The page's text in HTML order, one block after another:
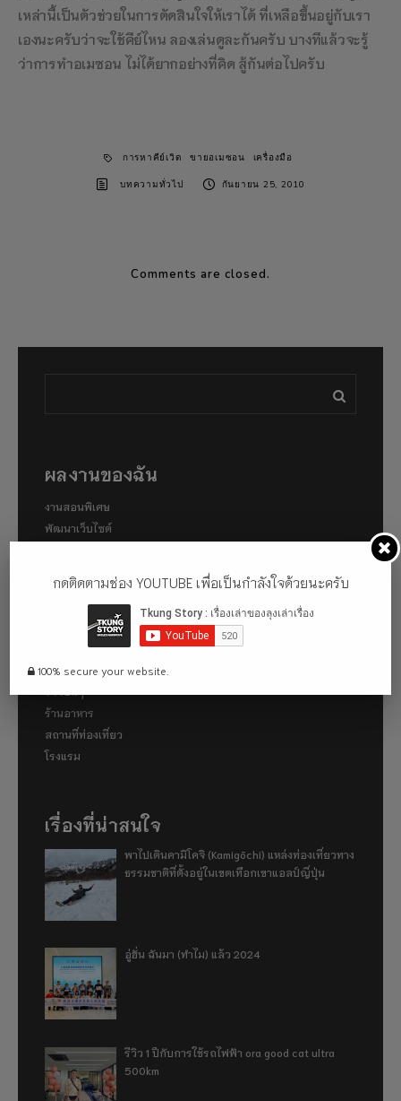
เหล่านี้เป็นตัวช่วยในการตัดสินใจให้เราได้ ที่เหลือขึ้นอยู่กับเรา
เองนะครับว่าจะใช้คีย์ไหน ลองเล่นดูละกันครับ บางทีแล้วจะรู้
ว่าการทำอเมซอน ไม่ได้ยากอย่างที่คิด สู้กันต่อไปครับ
การหาคีย์เวิด ขายอเมซอน เครื่องมือ
บทความทั่วไป กันยายน 25, 2010
Comments are closed.
ผลงานของฉัน
งานสอนพิเศษ
พัฒนาเว็บไซต์
หมวดหมู่
บทความทั่วไป
ร้านอาหาร
สถานที่ท่องเที่ยว
โรงแรม
เรื่องที่น่าสนใจ
พาไปเดินคามิโคจิ (Kamigōchi) แหล่งท่องเที่ยวทาง
ธรรมชาติที่ตั้งอยู่ในเขตเทือกเขาแอลป์ญี่ปุ่น
อู่ฮั่น ฉันมา (ทำไม) แล้ว 2024
รีวิว 1 ปีกับการใช้รถไฟฟ้า ora good cat ultra
500km
กดติดตามช่อง YOUTUBE เพื่อเป็นกำลังใจด้วยนะครับ
100% secure your website.